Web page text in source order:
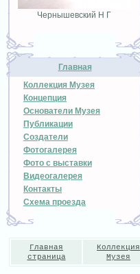
Чернышевский Н Г
Главная
Коллекция Музея
Концепция
Основатели Музея
Публикации
Создатели
Фотогалерея
Фото с выставки
Видеогалерея
Контакты
Схема проезда
Главная
страница
Коллекция
Музея